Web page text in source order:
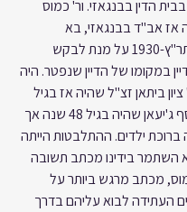
הדין בבנגאזי. ור' כמוס
אז אב"ד בבנגאזי, בא
לטריפולי בשנת תר"ץ-1930 על מנת לבקש
במקומו של הדיין שנפטר. היה
ביתאן זצ"ל שהיה אז בגיל
70 שנה ובין ר' יוסף ג'יעאן שהיה בגיל 48 שנה אך
ילדים. ההתלבטות הייתה
השתמר בידינו מכתב תשובה
מכתב מרגש ביותר על
העתידה לבוא עליהם בדרך